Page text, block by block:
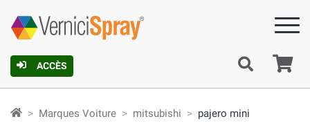
ACCÈS
Marques Voiture mitsubishi pajero mini